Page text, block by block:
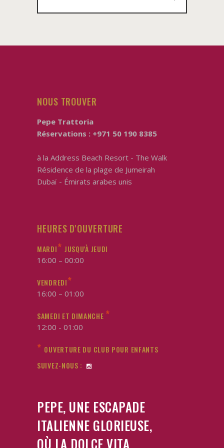
NOUS TROUVER
Pepe Trattoria
Réservations : +971 50 190 8385
à la Address Beach Resort - The Walk
Résidence de la plage de Jumeirah
Dubaï - Émirats arabes unis
HEURES D'OUVERTURE
MARDI* JUSQU'À JEUDI
16:00 – 00:00
VENDREDI*
16:00 – 01:00
SAMEDI ET DIMANCHE *
12:00 - 01:00
* OUVERTURE DU CLUB POUR ENFANTS
SUIVEZ-NOUS :
PEPE, UNE ESCAPADE
ITALIENNE GLORIEUSE,
OÙ LA DOLCE VITA